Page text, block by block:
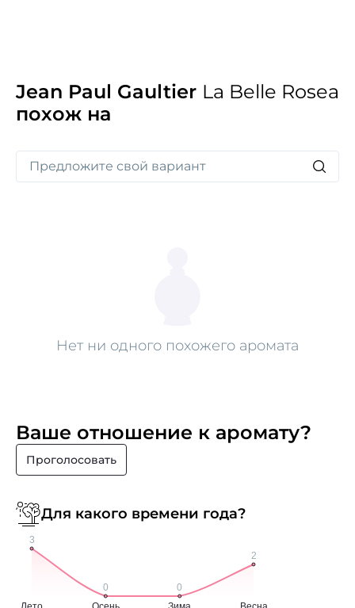
за собой след, который завораживает и притягивает
внимание окружающих. Этот парфюм — настоящий
шедевр, способный подчеркнуть вашу утонченность
Jean Paul Gaultier La Belle Rosea
похож на
Нет ни одного похожего аромата
Ваше отношение к аромату?
Проголосовать
Для какого времени года?